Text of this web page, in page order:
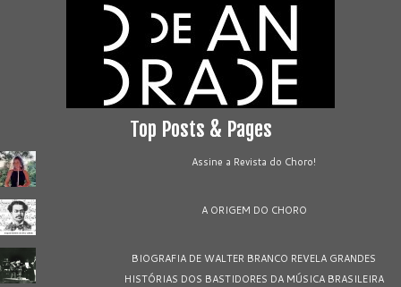
Top Posts & Pages
Assine a Revista do Choro!
A ORIGEM DO CHORO
BIOGRAFIA DE WALTER BRANCO REVELA GRANDES
HISTÓRIAS DOS BASTIDORES DA MÚSICA BRASILEIRA